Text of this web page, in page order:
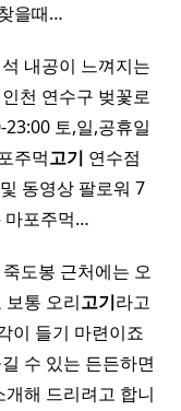
을때…
내공이 느껴지는
천 연수구 벚꽃로
토,일,공휴일
주먹고기 연수점
동영상 팔로워 7
마포주먹…
도봉 근처에는 오
통 오리고기라고
이 들기 마련이죠
수 있는 든든하면
개해 드리려고 합니